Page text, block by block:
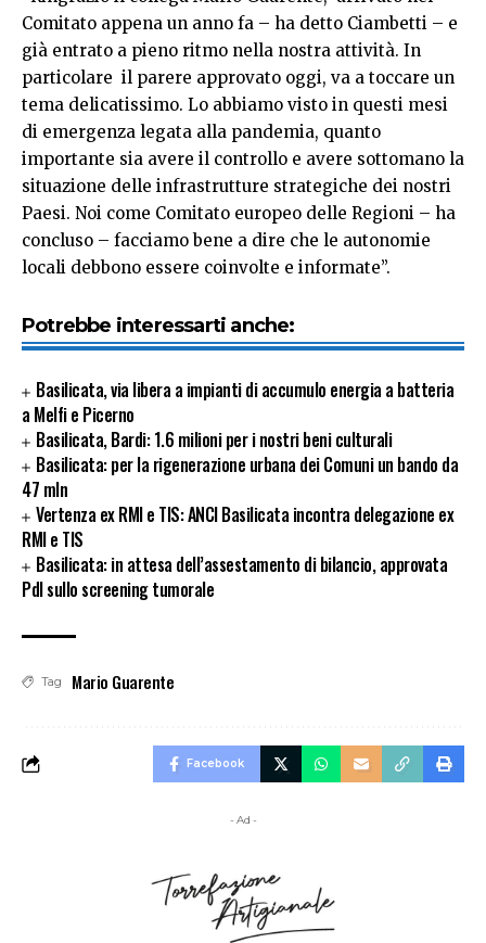
Comitato appena un anno fa – ha detto Ciambetti – e
già entrato a pieno ritmo nella nostra attività. In
particolare il parere approvato oggi, va a toccare un
tema delicatissimo. Lo abbiamo visto in questi mesi
di emergenza legata alla pandemia, quanto
importante sia avere il controllo e avere sottomano la
situazione delle infrastrutture strategiche dei nostri
Paesi. Noi come Comitato europeo delle Regioni – ha
concluso – facciamo bene a dire che le autonomie
locali debbono essere coinvolte e informate”.
Potrebbe interessarti anche:
Basilicata, via libera a impianti di accumulo energia a batteria
a Melfi e Picerno
Basilicata, Bardi: 1.6 milioni per i nostri beni culturali
Basilicata: per la rigenerazione urbana dei Comuni un bando da
47 mln
Vertenza ex RMI e TIS: ANCI Basilicata incontra delegazione ex
RMI e TIS
Basilicata: in attesa dell’assestamento di bilancio, approvata
Pdl sullo screening tumorale
Tag Mario Guarente
Facebook
- Ad -